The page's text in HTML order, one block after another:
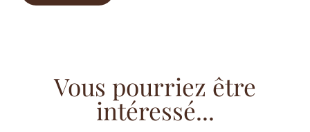
Vous pourriez être
intéressé...